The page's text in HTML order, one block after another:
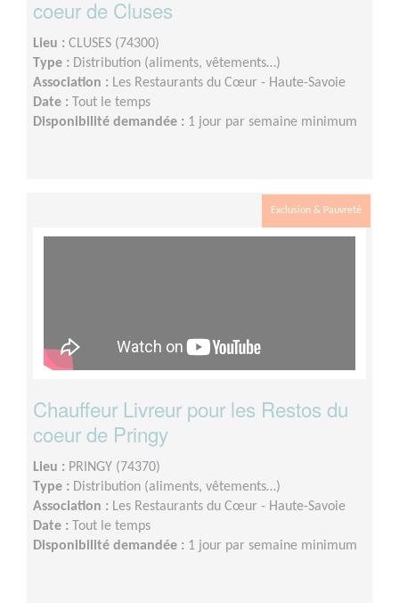
coeur de Cluses
Lieu : CLUSES (74300)
Type : Distribution (aliments, vêtements…)
Association : Les Restaurants du Cœur - Haute-Savoie
Date : Tout le temps
Disponibilité demandée : 1 jour par semaine minimum
Exclusion & Pauvreté
Chauffeur Livreur pour les Restos du
coeur de Pringy
Lieu : PRINGY (74370)
Type : Distribution (aliments, vêtements…)
Association : Les Restaurants du Cœur - Haute-Savoie
Date : Tout le temps
Disponibilité demandée : 1 jour par semaine minimum